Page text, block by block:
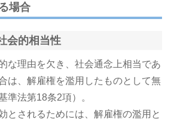
場合
会的相当性
な理由を欠き、社会通念上相当であ
は、解雇権を濫用したものとして無
準法第18条2項）。
とされるためには、解雇権の濫用と